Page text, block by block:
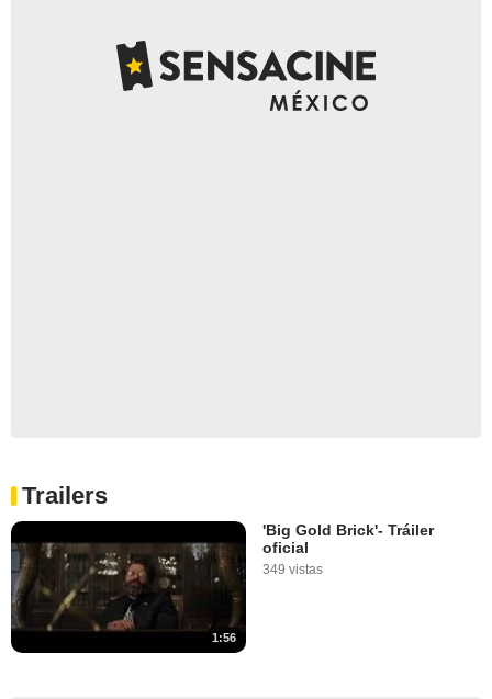
Trailers
1:56
'Big Gold Brick'- Tráiler
oficial
349 vistas